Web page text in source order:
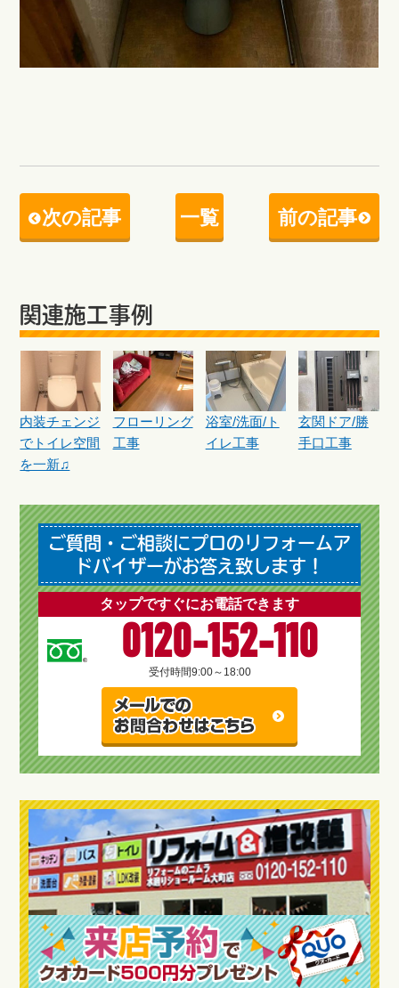
次の記事 一覧 前の記事
関連施工事例
内装チェンジ
でトイレ空間
を一新♫
フローリング
工事
浴室/洗面/ト
イレ工事
玄関ドア/勝
手口工事
ご質問・ご相談にプロのリフォームア
ドバイザーがお答え致します！
タップですぐにお電話できます
0120-152-110
受付時間9:00～18:00